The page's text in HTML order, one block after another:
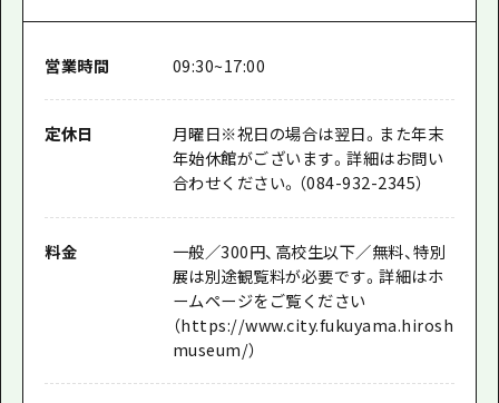
営業時間 09:30~17:00
定休日
月曜日※祝日の場合は翌日。また年末
年始休館がございます。詳細はお問い
合わせください。（084-932-2345）
料金
一般／300円、高校生以下／無料、特別
展は別途観覧料が必要です。詳細はホ
ームページをご覧ください
（https://
museum/）